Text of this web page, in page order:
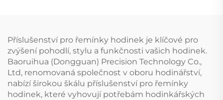
Příslušenství pro řemínky hodinek je klíčové pro
zvýšení pohodlí, stylu a funkčnosti vašich hodinek.
Baoruihua (Dongguan) Precision Technology Co.,
Ltd, renomovaná společnost v oboru hodinářství,
nabízí širokou škálu příslušenství pro řemínky
hodinek, které vyhovují potřebám hodinkářských